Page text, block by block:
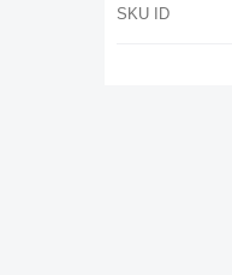
SKU ID